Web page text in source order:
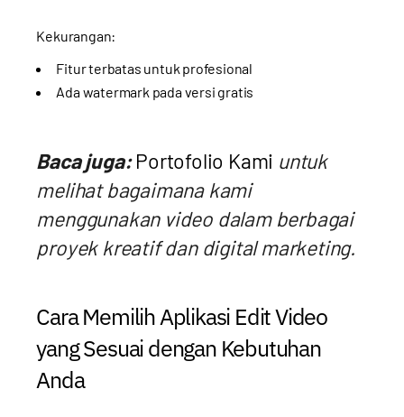
Kekurangan:
Fitur terbatas untuk profesional
Ada watermark pada versi gratis
Baca juga: Portofolio Kami untuk
melihat bagaimana kami
menggunakan video dalam berbagai
proyek kreatif dan digital marketing.
Cara Memilih Aplikasi Edit Video
yang Sesuai dengan Kebutuhan
Anda